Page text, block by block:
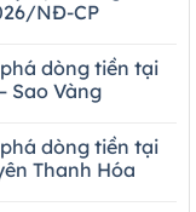
NĐ-CP
dòng tiền tại
Sao Vàng
dòng tiền tại
Thanh Hóa